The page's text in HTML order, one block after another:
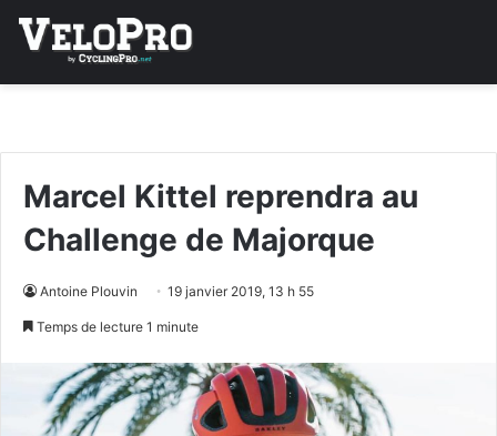
Marcel Kittel reprendra au
Challenge de Majorque
Antoine Plouvin 19 janvier 2019, 13 h 55
Temps de lecture 1 minute